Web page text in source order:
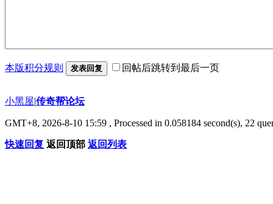
本版积分规则 发表回复 回帖后跳转到最后一页
小黑屋|传奇帮论坛
GMT+8, 2026-8-10 15:59 , Processed in 0.058184 second(s), 22
快速回复 返回顶部 返回列表